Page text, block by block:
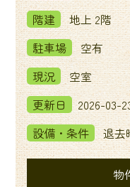
階建
地上 2階
駐車場
空有
現況
空室
更新日
2026-03-
設備・条件
退去
物